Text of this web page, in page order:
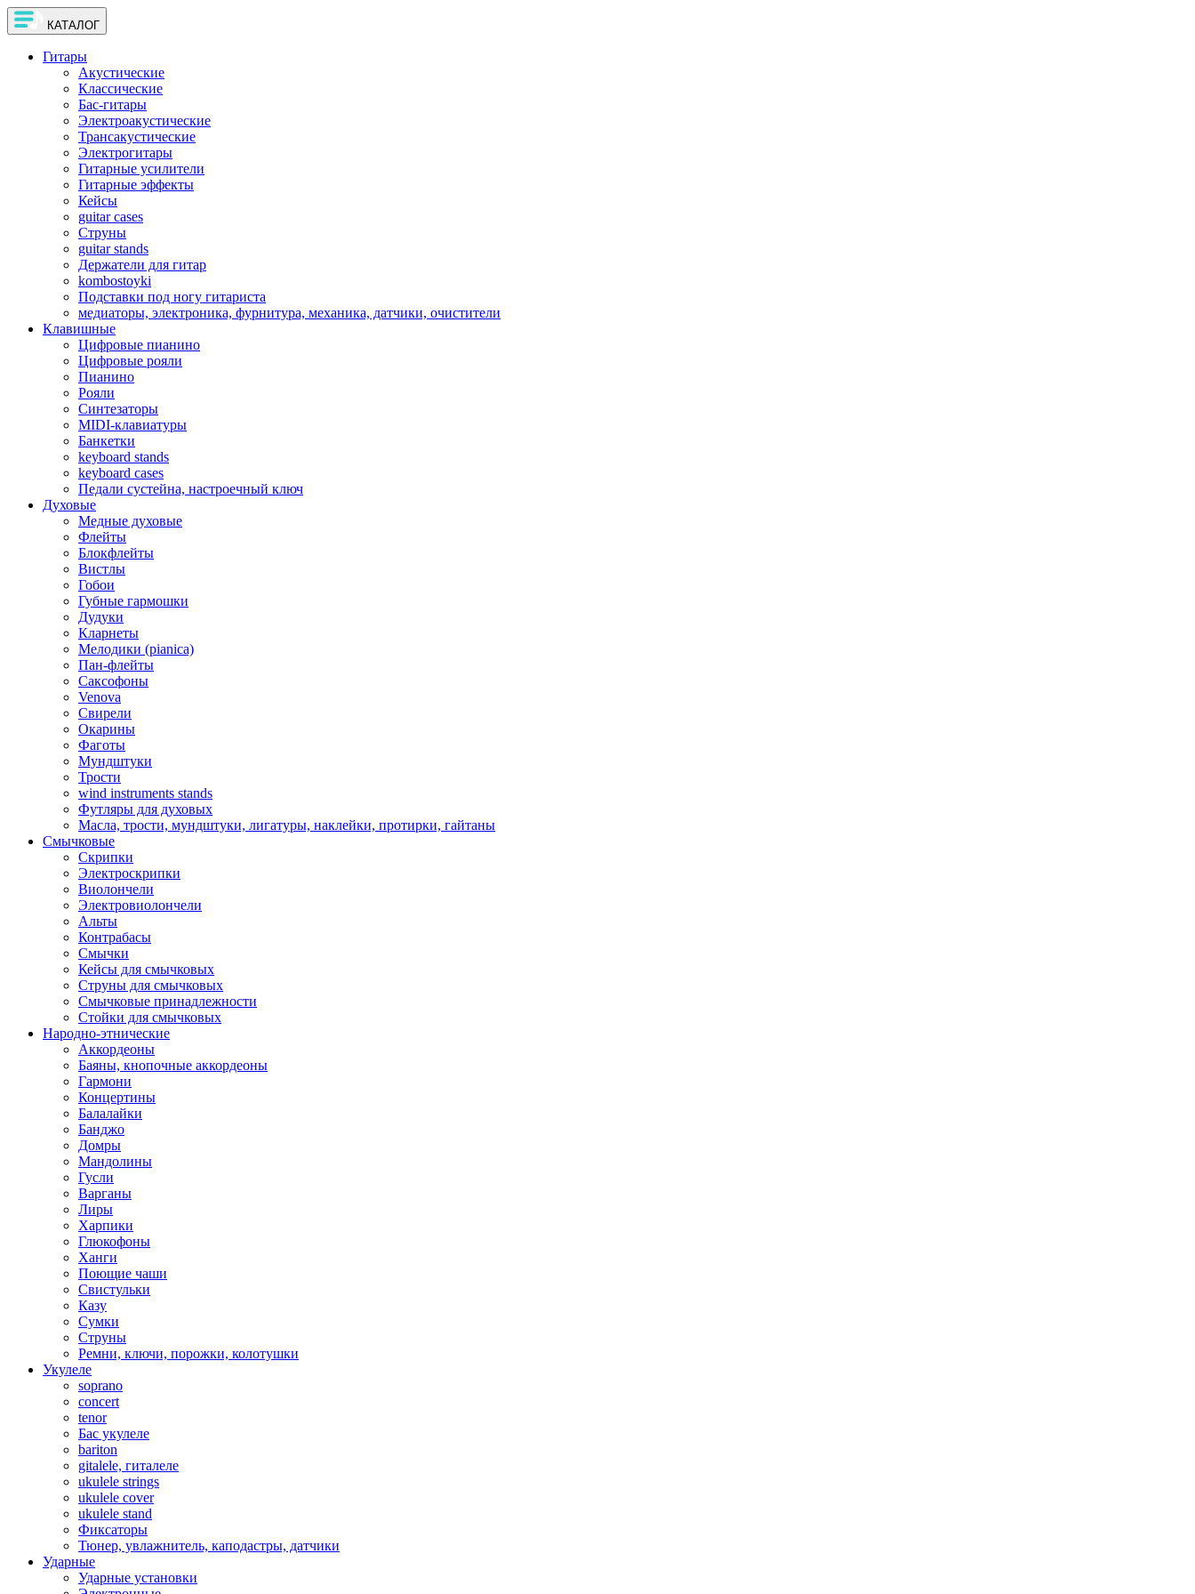
КАТАЛОГ
Гитары
Акустические
Классические
Бас-гитары
Электроакустические
Трансакустические
Электрогитары
Гитарные усилители
Гитарные эффекты
Кейсы
guitar cases
Струны
guitar stands
Держатели для гитар
kombostoyki
Подставки под ногу гитариста
медиаторы, электроника, фурнитура, механика, датчики, очистители
Клавишные
Цифровые пианино
Цифровые рояли
Пианино
Рояли
Синтезаторы
MIDI-клавиатуры
Банкетки
keyboard stands
keyboard cases
Педали сустейна, настроечный ключ
Духовые
Медные духовые
Флейты
Блокфлейты
Вистлы
Гобои
Губные гармошки
Дудуки
Кларнеты
Мелодики (pianica)
Пан-флейты
Саксофоны
Venova
Свирели
Окарины
Фаготы
Мундштуки
Трости
wind instruments stands
Футляры для духовых
Масла, трости, мундштуки, лигатуры, наклейки, протирки, гайтаны
Смычковые
Скрипки
Электроскрипки
Виолончели
Электровиолончели
Альты
Контрабасы
Смычки
Кейсы для смычковых
Струны для смычковых
Смычковые принадлежности
Стойки для смычковых
Народно-этнические
Аккордеоны
Баяны, кнопочные аккордеоны
Гармони
Концертины
Балалайки
Банджо
Домры
Мандолины
Гусли
Варганы
Лиры
Харпики
Глюкофоны
Ханги
Поющие чаши
Свистульки
Казу
Сумки
Струны
Ремни, ключи, порожки, колотушки
Укулеле
soprano
concert
tenor
Бас укулеле
bariton
gitalele, гиталеле
ukulele strings
ukulele cover
ukulele stand
Фиксаторы
Тюнер, увлажнитель, каподастры, датчики
Ударные
Ударные установки